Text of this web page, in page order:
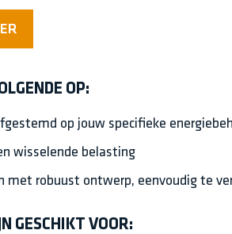
OP:
op jouw specifieke
wisselende belasting
met robuust ontwerp, eenvoudig te
GESCHIKT VOOR: